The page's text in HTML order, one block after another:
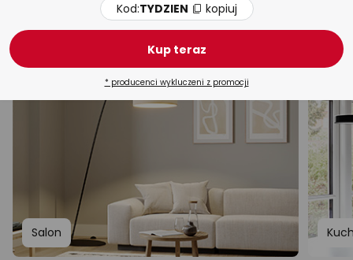
Lampy sufitowe
Salon
Kod:TYDZIEN kopiuj
Kup teraz
* producenci wykluczeni z promocji